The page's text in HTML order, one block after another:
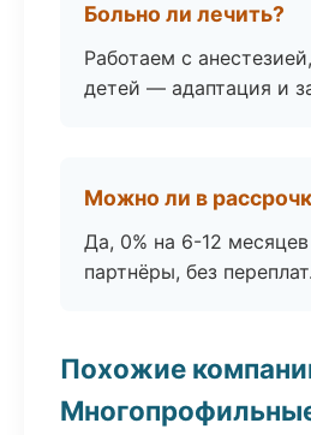
Больно ли лечить?
Работаем с
детей — адаптация и
Можно ли в
Да, 0% на 6-12
партнёры, без переплат.
Похожие